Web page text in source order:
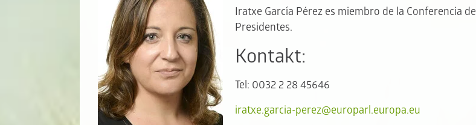
Iratxe García Pérez es miembro de la Conferencia de
Presidentes.
Kontakt:
Tel: 0032 2 28 45646
iratxe.garcia-perez@europarl.europa.eu